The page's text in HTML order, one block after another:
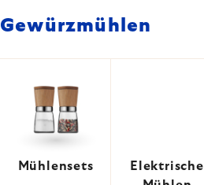
Gewürzmühlen
Mühlensets
Elektrische